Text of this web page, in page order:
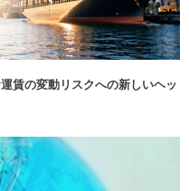
賃の変動リスクへの新しいヘッ